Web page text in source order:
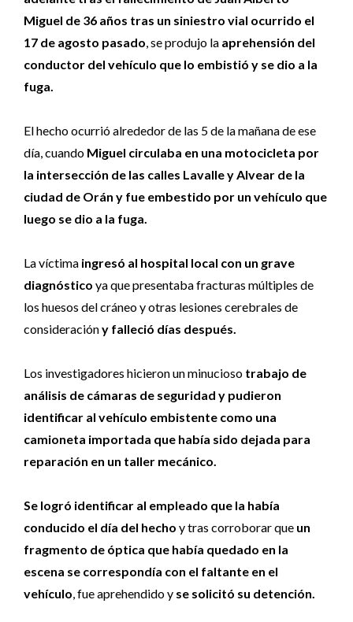
Miguel de 36 años tras un siniestro vial ocurrido el
17 de agosto pasado, se produjo la aprehensión del
conductor del vehículo que lo embistió y se dio a la
fuga.
El hecho ocurrió alrededor de las 5 de la mañana de ese
día, cuando Miguel circulaba en una motocicleta por
la intersección de las calles Lavalle y Alvear de la
ciudad de Orán y fue embestido por un vehículo que
luego se dio a la fuga.
La víctima ingresó al hospital local con un grave
diagnóstico ya que presentaba fracturas múltiples de
los huesos del cráneo y otras lesiones cerebrales de
consideracióny falleció días después.
Los investigadores hicieron un minucioso trabajo de
análisis de cámaras de seguridad y pudieron
identificar al vehículo embistente como una
camioneta importada que había sido dejada para
reparación en un taller mecánico.
Se logró identificar al empleado que la había
conducido el día del hecho y tras corroborar que un
fragmento de óptica que había quedado en la
escena se correspondía con el faltante en el
vehículo, fue aprehendido y se solicitó su detención.